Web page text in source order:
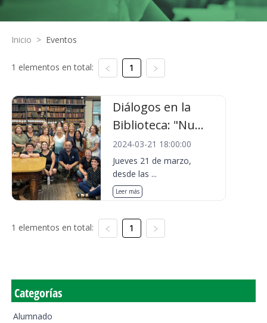
Inicio > Eventos
1 elementos en total: 1
Diálogos en la
Biblioteca: "Nu...
2024-03-21 18:00:00
Jueves 21 de marzo,
desde las ...
Leer más
1 elementos en total: 1
Categorías
Alumnado